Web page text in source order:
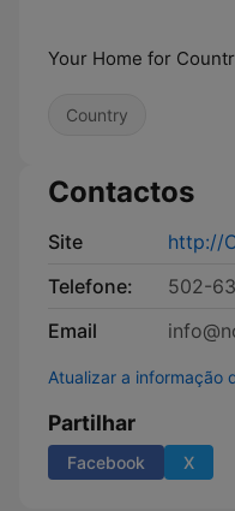
Your Home for
Country
Contactos
Site
http://
Telefone:
502-
Email
Atualizar a informação
Partilhar
Facebook X